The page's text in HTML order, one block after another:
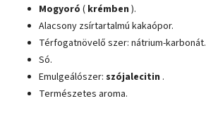
Mogyoró ( krémben ).
Alacsony zsírtartalmú kakaópor.
Térfogatnövelő szer: nátrium-karbonát.
Só.
Emulgeálószer: szójalecitin .
Természetes aroma.